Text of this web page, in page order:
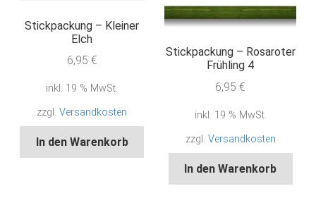
Stickpackung – Kleiner
Elch
6,95 €
inkl. 19 % MwSt.
zzgl.Versandkosten
In den Warenkorb
Stickpackung – Rosaroter
Frühling 4
6,95€
inkl. 19 % MwSt.
zzgl. Versandkosten
In den Warenkorb